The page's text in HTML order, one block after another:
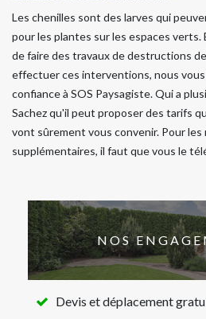
Les chenilles sont des larves qui
pour les plantes sur les espaces verts.
de faire des travaux de destructions
effectuer ces interventions, nous
confiance à SOS Paysagiste. Qui a
Sachez qu'il peut proposer des tarifs
vont sûrement vous convenir. Pour
supplémentaires, il faut que vous le
NOS
Devis et déplacement